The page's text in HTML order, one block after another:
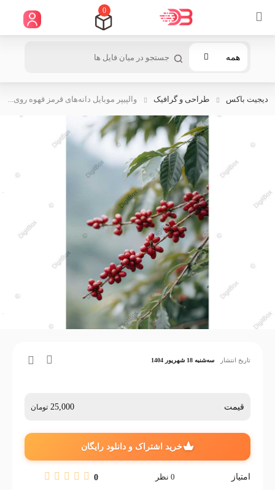
0
همه
دیجیت باکس طراحی و گرافیک والپیپر موبایل دانه‌های قرمز قهوه روی...
تاریخ انتشار سه‌شنبه 18 شهریور 1404
قیمت 25,000 تومان
خرید اشتراک و دانلود رایگان
امتیاز 0 نظر 0